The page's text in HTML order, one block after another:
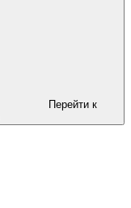
Перейти к